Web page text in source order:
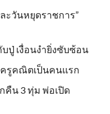
ะวันหยุดราชการ”
ปู่ เงื่อนงำยิ่งซับซ้อน
ครูคณิตเป็นคนแรก
คืน 3 ทุ่ม พ่อเปิด